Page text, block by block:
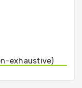
exhaustive)